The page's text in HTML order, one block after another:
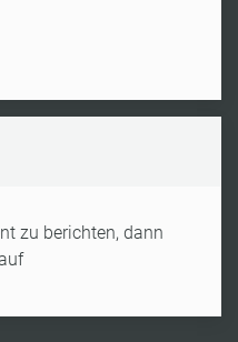
zu berichten, dann